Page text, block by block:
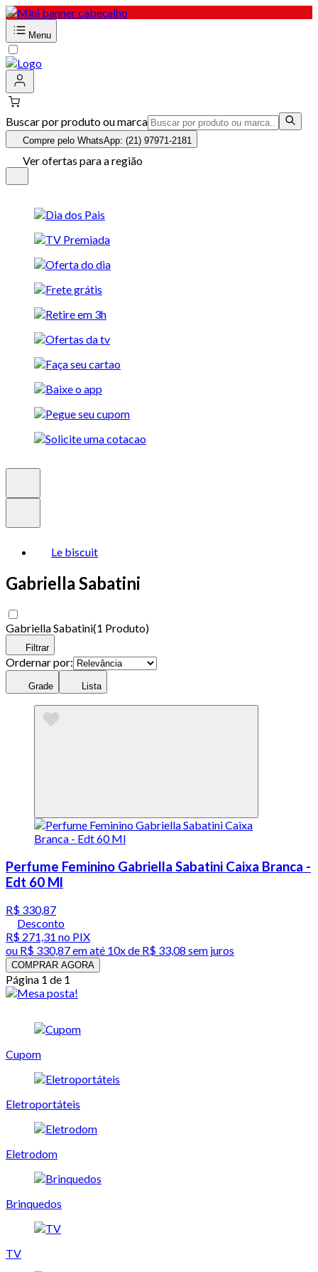
Menu
Buscar por produto ou marca
Compre pelo WhatsApp: (21) 97971-2181
Ver ofertas para a região
Le biscuit
Gabriella Sabatini
Gabriella Sabatini(1 Produto)
Filtrar
Ordernar por:
Grade Lista
Perfume Feminino Gabriella Sabatini Caixa Branca -
Edt 60 Ml
R$ 330,87
Desconto
R$ 271,31 no PIX
ou R$ 330,87em até 10x de R$ 33,08 sem juros
COMPRAR AGORA
Página 1 de 1
Cupom
Eletroportáteis
Eletrodom
Brinquedos
TV